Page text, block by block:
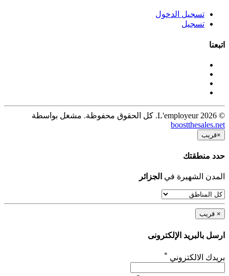
تسجيل الدخول
تسجيل
اتبعنا
© 2026 L'employeur. كل الحقوق محفوظة. مشغل بواسطة
boostthesales.net
×قريب
حدد منطقتك
المدن الشهيرة في الجزائر
× قريب
ارسل بالبريد الإلكترونى
بريدك الالكتروني *